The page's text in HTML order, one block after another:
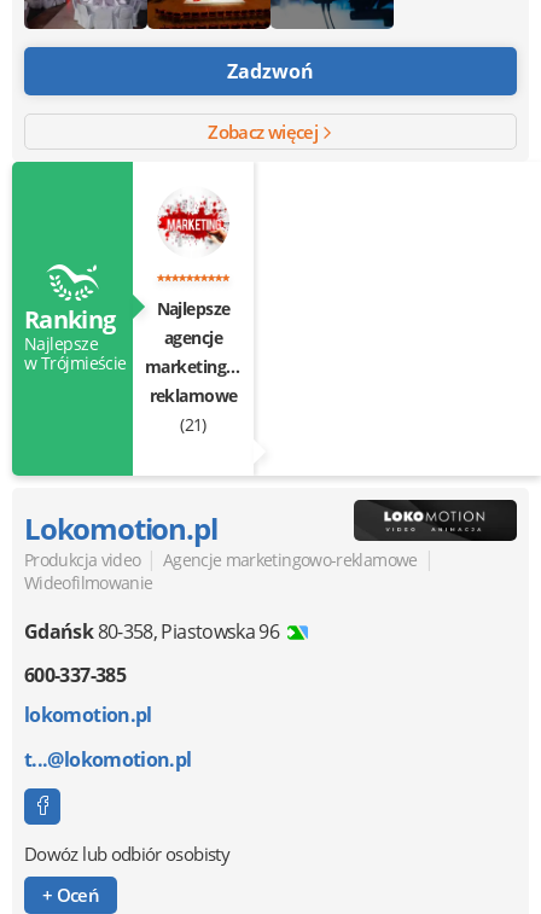
Zadzwoń
Zobacz więcej
Ranking
Najlepsze
w Trójmieście
Najlepsze
agencje
marketingowo-
reklamowe
(21)
Lokomotion.pl
Produkcja video | Agencje marketingowo-reklamowe |
Wideofilmowanie
Gdańsk80-358,Piastowska 96
600-337-385
lokomotion.pl
t...@lokomotion.pl
Dowóz lub odbiór osobisty
+ Oceń